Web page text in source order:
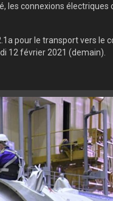
les connexions
pour le transport vers le
12 février 2021 (demain).